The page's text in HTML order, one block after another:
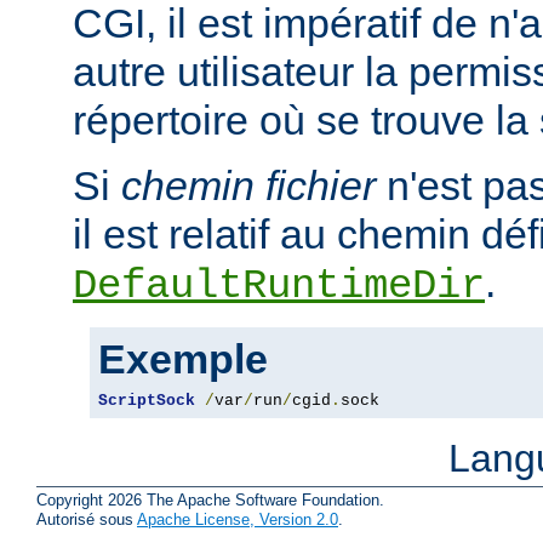
CGI, il est impératif de
autre utilisateur la
répertoire où se trouve la
Si chemin fichiern'est
il est relatif au chemin
DefaultRuntimeDir.
Exemple
ScriptSock /var/run/cgid . sock
Copyright 2026 The Apache Software Foundation.
Autorisé sous Apache License, Version 2.0